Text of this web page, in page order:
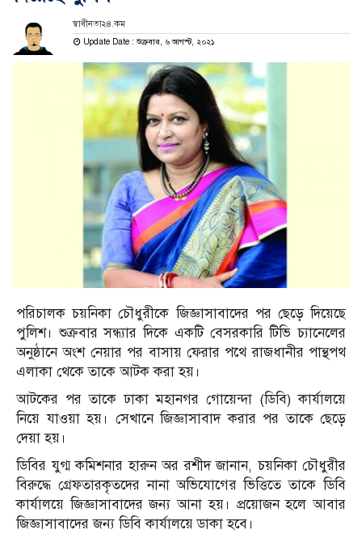
স্বাধীনতা২৪.কম
Update Date : শুক্রবার, ৬ আগস্ট, ২০২১
পরিচালক চয়নিকা চৌধুরীকে জিজ্ঞাসাবাদের পর ছেড়ে দিয়েছে
পুলিশ। শুক্রবার সন্ধ্যার দিকে একটি বেসরকারি টিভি চ্যানেলের
অনুষ্ঠানে অংশ নেয়ার পর বাসায় ফেরার পথে রাজধানীর পান্থপথ
এলাকা থেকে তাকে আটক করা হয়।
আটকের পর তাকে ঢাকা মহানগর গোয়েন্দা (ডিবি) কার্যালয়ে
নিয়ে যাওয়া হয়। সেখানে জিজ্ঞাসাবাদ করার পর তাকে ছেড়ে
দেয়া হয়।
ডিবির যুগ্ম কমিশনার হারুন অর রশীদ জানান, চয়নিকা চৌধুরীর
বিরুদ্ধে গ্রেফতারকৃতদের নানা অভিযোগের ভিত্তিতে তাকে ডিবি
কার্যালয়ে জিজ্ঞাসাবাদের জন্য আনা হয়। প্রয়োজন হলে আবার
জিজ্ঞাসাবাদের জন্য ডিবি কার্যালয়ে ডাকা হবে।